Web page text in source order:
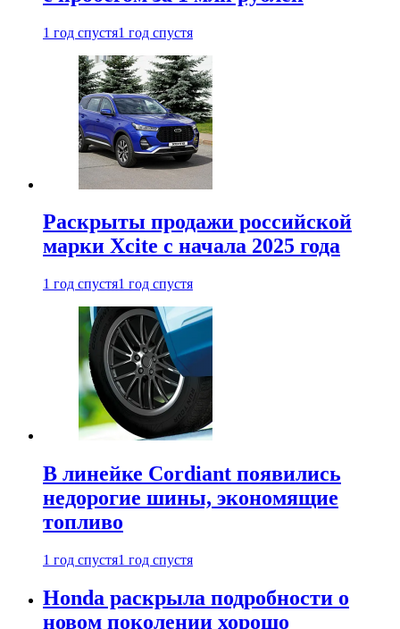
1 год спустя1 год спустя
Раскрыты продажи российской
марки Xcite с начала 2025 года
1 год спустя1 год спустя
В линейке Cordiant появились
недорогие шины, экономящие
топливо
1 год спустя1 год спустя
Honda раскрыла подробности о
новом поколении хорошо